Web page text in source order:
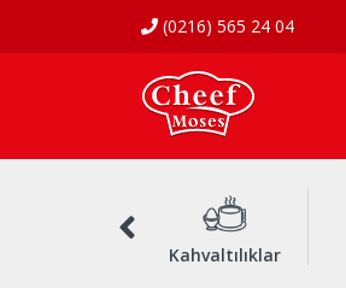
(0216) 565 24 04
Kahvaltılıklar